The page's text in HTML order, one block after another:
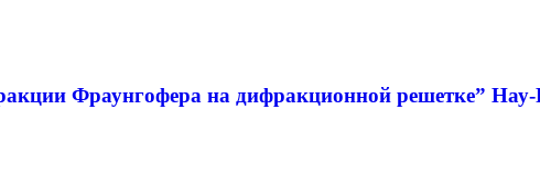
Фраунгофера на дифракционной решетке”